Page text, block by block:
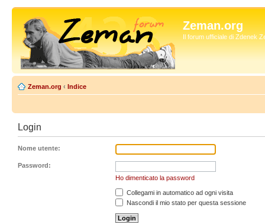
Zeman.org
Il forum ufficiale di Zdenek
Zeman.org ‹ Indice
Login
Nome utente:
Password:
Ho dimenticato la password
Collegami in automatico ad ogni visita
Nascondi il mio stato per questa sessione